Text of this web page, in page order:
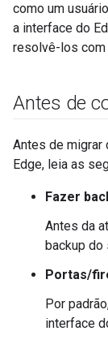
como um
a interface do
resolvê-los com
Antes de
Antes de migrar
Edge, leia as
Fazer
Antes da
backup do
Portas/
Por
interface